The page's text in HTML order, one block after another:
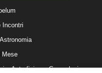
Incontri
Mese
Astrofisica e Cosmologia